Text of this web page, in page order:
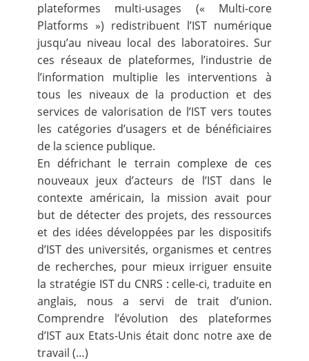
plateformes multi-usages (« Multi-core
Platforms ») redistribuent l’IST numérique
jusqu’au niveau local des laboratoires. Sur
ces réseaux de plateformes, l’industrie de
l’information multiplie les interventions à
tous les niveaux de la production et des
services de valorisation de l’IST vers toutes
les catégories d’usagers et de bénéficiaires
de la science publique.
En défrichant le terrain complexe de ces
nouveaux jeux d’acteurs de l’IST dans le
contexte américain, la mission avait pour
but de détecter des projets, des ressources
et des idées développées par les dispositifs
d’IST des universités, organismes et centres
de recherches, pour mieux irriguer ensuite
la stratégie IST du CNRS : celle-ci, traduite en
anglais, nous a servi de trait d’union.
Comprendre l’évolution des plateformes
d’IST aux Etats-Unis était donc notre axe de
travail (…)